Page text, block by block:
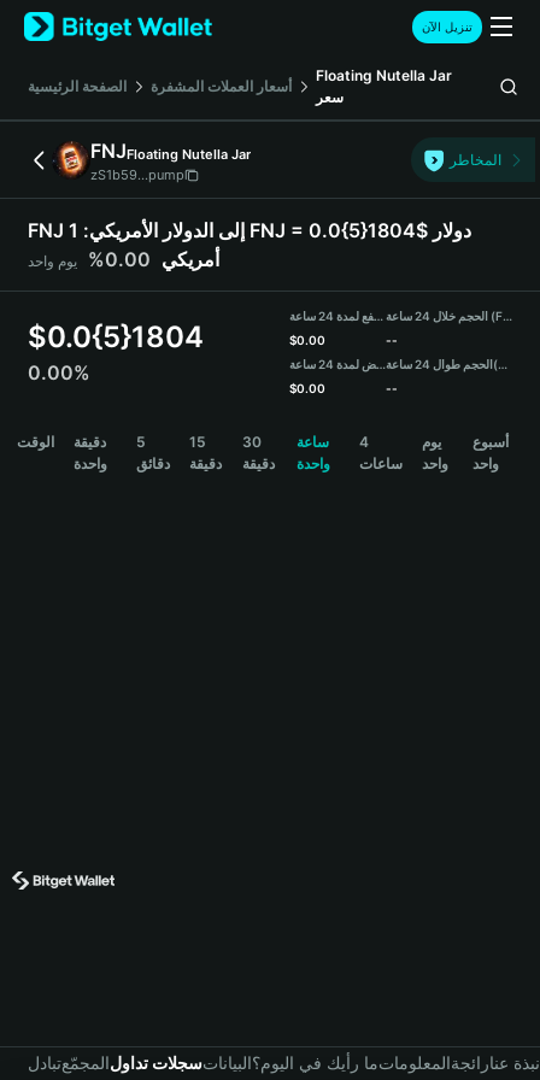
English
日本語
Русский
Español (Latinoamérica)
Türkçe
Deutsch
简体中文
Português (Portugal)
Bahasa Indonesia
বাংলা
تنزيل الآن
الصفحة الرئيسية أسعار العملات المشفرة
Floating Nutella Jar
سعر
FNJFloating Nutella Jar
zS1b59...pump
المخاطر
FNJ إلى الدولار الأمريكي: 1 FNJ = 0.0{5}1804$ دولار
أمريكي 0.00% يوم واحد
$0.0{5}1804
0.00%
مرتفع لمدة 24 ساعة
$0.00
منخفض لمدة 24 ساعة
$0.00
الحجم خلال 24 ساعة (FNJ)
--
الحجم طوال 24 ساعة(USDT)
--
الوقت
دقيقة
واحدة
5
دقائق
15
دقيقة
30
دقيقة
ساعة
واحدة
4
ساعات
يوم
واحد
أسبوع
واحد
تبادلالمجمّعسجلات تداولالبياناتما رأيك في اليوم؟المعلوماترائجةنبذة عنا